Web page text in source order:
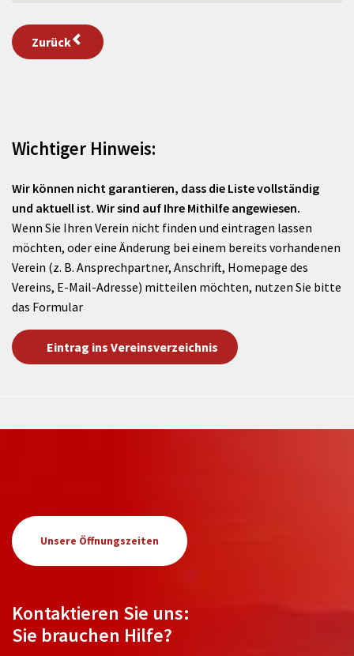
Zurück
Wichtiger Hinweis:
Wir können nicht garantieren, dass die Liste vollständig
und aktuell ist. Wir sind auf Ihre Mithilfe angewiesen.
Wenn Sie Ihren Verein nicht finden und eintragen lassen
möchten, oder eine Änderung bei einem bereits vorhandenen
Verein (z. B. Ansprechpartner, Anschrift, Homepage des
Vereins, E-Mail-Adresse) mitteilen möchten, nutzen Sie bitte
das Formular
Eintrag ins Vereinsverzeichnis
Unsere Öffnungszeiten
Kontaktieren Sie uns:
Sie brauchen Hilfe?